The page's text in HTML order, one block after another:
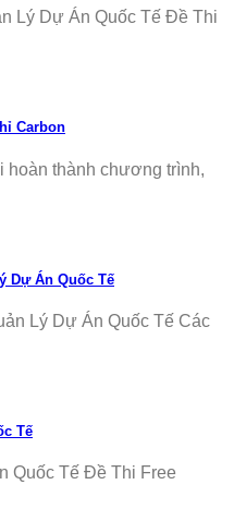
Lý Dự Án Quốc Tế Đề Thi
Carbon
hoàn thành chương trình,
Dự Án Quốc Tế
Lý Dự Án Quốc Tế Các
Tế
Quốc Tế Đề Thi Free